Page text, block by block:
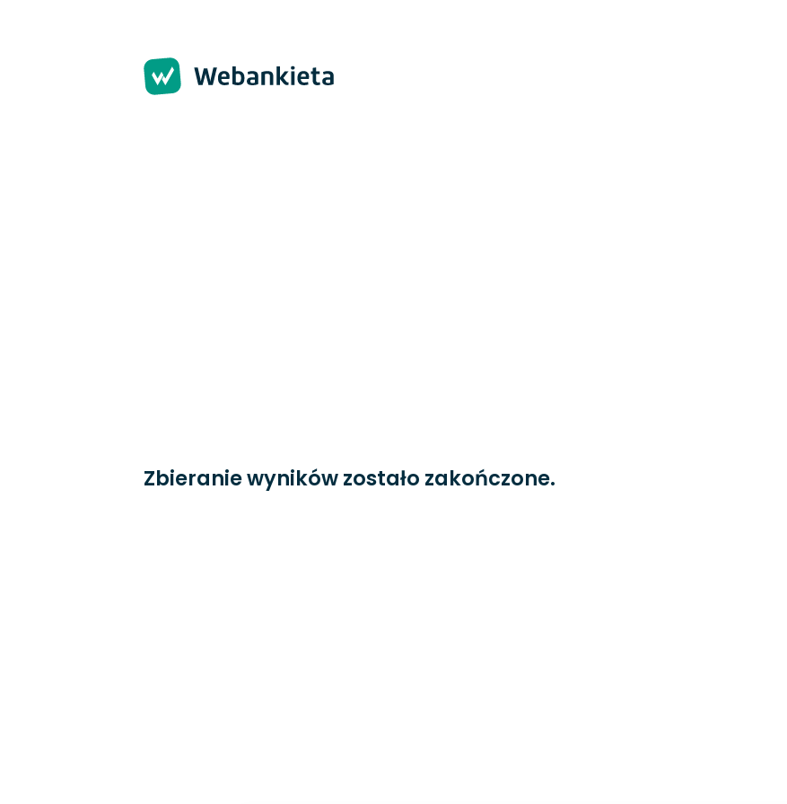
Zbieranie wyników zostało zakończone.